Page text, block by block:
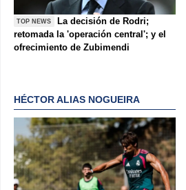
TOP NEWS
La decisión de Rodri;
retomada la 'operación central'; y el
ofrecimiento de Zubimendi
HÉCTOR ALIAS NOGUEIRA